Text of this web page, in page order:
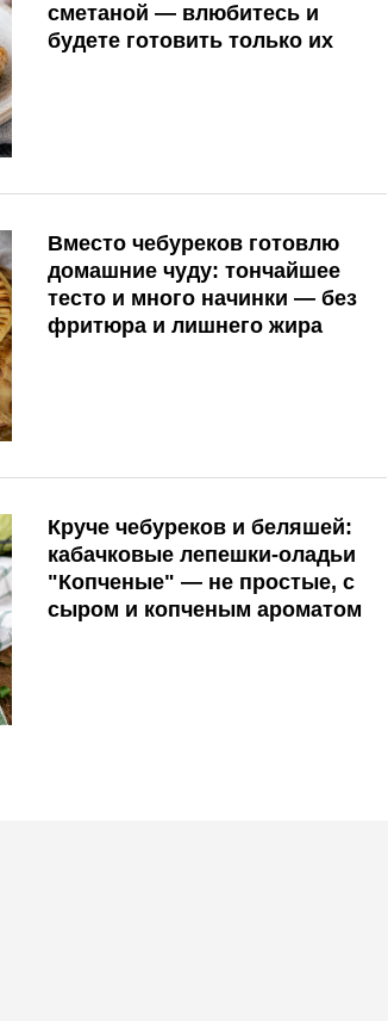
сметаной — влюбитесь и
будете готовить только их
Вместо чебуреков готовлю
домашние чуду: тончайшее
тесто и много начинки — без
фритюра и лишнего жира
Круче чебуреков и беляшей:
кабачковые лепешки-оладьи
"Копченые" — не простые, с
сыром и копченым ароматом